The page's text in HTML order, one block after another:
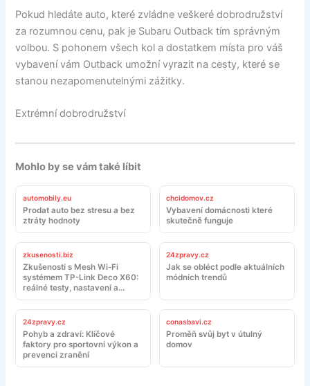
Pokud hledáte auto, které zvládne veškeré dobrodružství
za rozumnou cenu, pak je Subaru Outback tím správným
volbou. S pohonem všech kol a dostatkem místa pro váš
vybavení vám Outback umožní vyrazit na cesty, které se
stanou nezapomenutelnými zážitky.
Extrémní dobrodružství
Mohlo by se vám také líbit
automobily.eu
Prodat auto bez stresu a bez
ztráty hodnoty
chcidomov.cz
Vybavení domácnosti které
skutečně funguje
zkusenosti.biz
Zkušenosti s Mesh Wi-Fi
systémem TP-Link Deco X60:
reálné testy, nastavení a
doporučení
24zpravy.cz
Jak se obléct podle aktuálních
módních trendů
24zpravy.cz
Pohyb a zdraví: Klíčové
faktory pro sportovní výkon a
prevenci zranění
conasbavi.cz
Proměň svůj byt v útulný
domov